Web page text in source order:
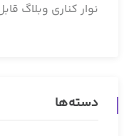
نوار کناری وبلاگ
دسته‌ها